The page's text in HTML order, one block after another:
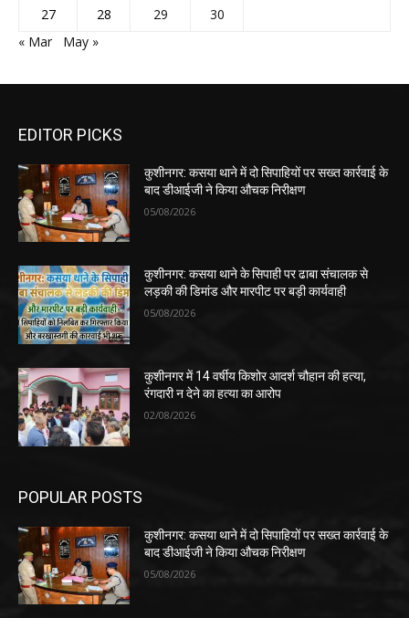
27
28 29
30
« Mar
May »
EDITOR PICKS
कुशीनगर: कसया थाने में दो सिपाहियों पर सख्त कार्रवाई के
बाद डीआईजी ने किया औचक निरीक्षण
05/08/2026
कुशीनगर: कसया थाने के सिपाही पर ढाबा संचालक से
लड़की की डिमांड और मारपीट पर बड़ी कार्यवाही
05/08/2026
कुशीनगर में 14 वर्षीय किशोर आदर्श चौहान की हत्या,
रंगदारी न देने का हत्या का आरोप
02/08/2026
POPULAR POSTS
कुशीनगर: कसया थाने में दो सिपाहियों पर सख्त कार्रवाई के
बाद डीआईजी ने किया औचक निरीक्षण
05/08/2026